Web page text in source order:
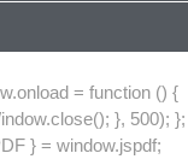
= function () {
}, 500); };
} = window.jspdf;